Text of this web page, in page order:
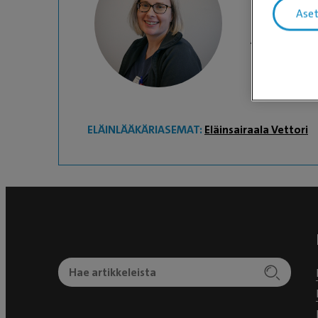
Eveliina
ELÄINLÄÄKÄRIASEMAT: Eläinsairaala Vettori